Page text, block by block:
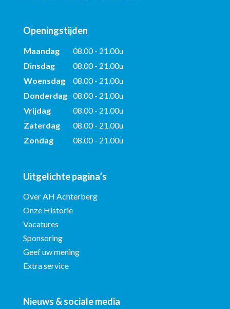
Openingstijden
Maandag
08.00 - 21.00u
Dinsdag
08.00 - 21.00u
Woensdag
08.00 - 21.00u
Donderdag 08.00 - 21.00u
Vrijdag
08.00 - 21.00u
Zaterdag
08.00 - 21.00u
Zondag
08.00 - 21.00u
Uitgelichte pagina’s
Over AH Achterberg
Onze Historie
Vacatures
Sponsoring
Geef uw mening
Extra service
Nieuws & sociale media